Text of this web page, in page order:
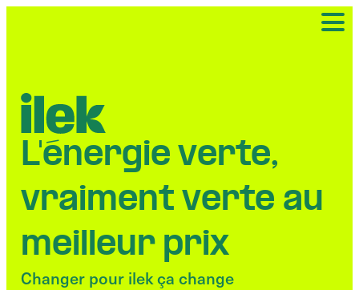
L'énergie verte,
vraiment verte au
meilleur prix
Changer pour ilek ça change